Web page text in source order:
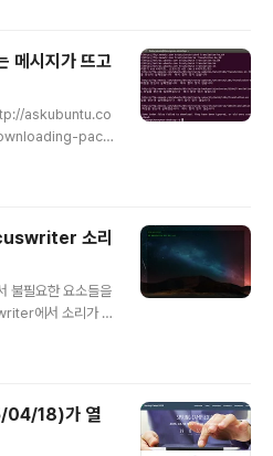
숙하다. 기본골자
, War of IT국내도
려,정미녕출판 : 지
없이 배우는 라즈
스 할퍼크리 / 유하
상세보기
쿼리국내도서저자 :
메시지가 뜨고
askubuntu.co
pack
lists/partial/
"http://ftp.daum.
니까.요 근래에 정
위즈로 변경을 해
초 설정되는 '대한
하는 방법은,2014/
소리
불필요한 요소들을
에서 소리가 나
18)가 열